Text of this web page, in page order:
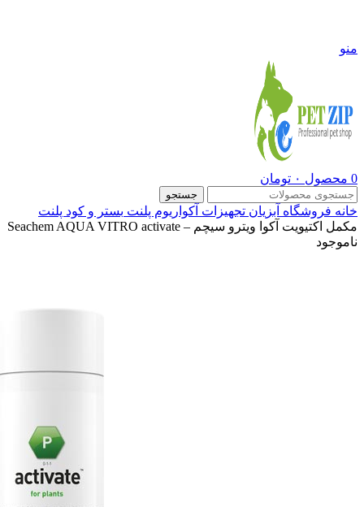
منو
0 محصول ۰ تومان
جستجو
خانه فروشگاه آبزیان تجهیزات آکواریوم پلنت بستر و کود پلنت
مکمل اکتیویت آکوا ویترو سیچم – Seachem AQUA VITRO activate
ناموجود